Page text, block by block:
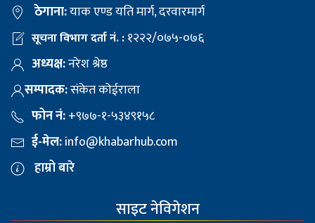
ठेगाना:याक एण्ड यति मार्ग, दरवारमार्ग
सूचना विभाग दर्ता नं. :१२२२/०७५-०७६
अध्यक्ष:नरेश श्रेष्ठ
सम्पादक:संकेत कोईराला
फोन नं:+९७७-१-५३४९१५८
ई-मेल:info@khabarhub.com
हाम्रो बारे
साइट नेविगेशन